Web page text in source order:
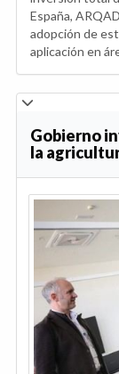
España,
adopción de
aplicación en
Gobierno
la